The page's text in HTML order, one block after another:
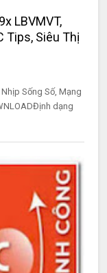
LBVMVT,
Tips, Siêu Thị
Sống Số, Mạng
dạng